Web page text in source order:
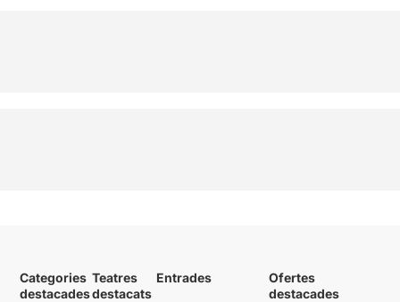
Categories
destacades
Teatres
destacats
Entrades
Ofertes
destacades